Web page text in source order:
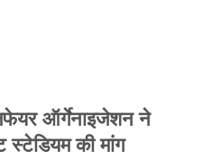
ऑर्गेनाइजेशन ने
स्टेडियम की मांग